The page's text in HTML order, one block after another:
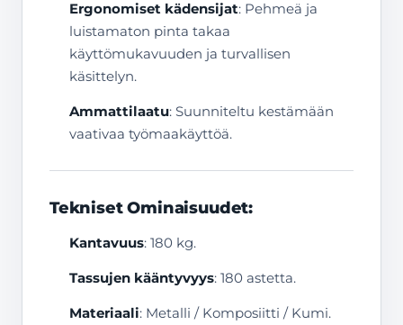
Ergonomiset kädensijat: Pehmeä ja
luistamaton pinta takaa
käyttömukavuuden ja turvallisen
käsittelyn.
Ammattilaatu: Suunniteltu kestämään
vaativaa työmaakäyttöä.
Tekniset Ominaisuudet:
Kantavuus: 180 kg.
Tassujen kääntyvyys: 180 astetta.
Materiaali: Metalli / Komposiitti / Kumi.